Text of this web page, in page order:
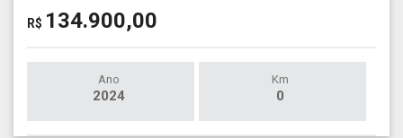
R$ 134.900,00
Ano
2024
Km
0